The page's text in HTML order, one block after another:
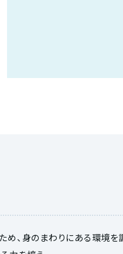
め、身のまわりにある環境を